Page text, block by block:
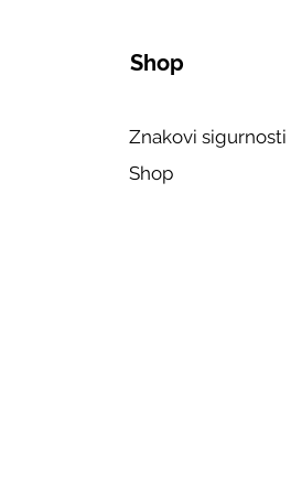
Shop
Znakovi sigurnosti
Shop